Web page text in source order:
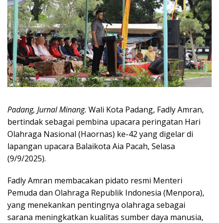
Padang, Jurnal Minang. Wali Kota Padang, Fadly Amran,
bertindak sebagai pembina upacara peringatan Hari
Olahraga Nasional (Haornas) ke-42 yang digelar di
lapangan upacara Balaikota Aia Pacah, Selasa
(9/9/2025).
Fadly Amran membacakan pidato resmi Menteri
Pemuda dan Olahraga Republik Indonesia (Menpora),
yang menekankan pentingnya olahraga sebagai
sarana meningkatkan kualitas sumber daya manusia,